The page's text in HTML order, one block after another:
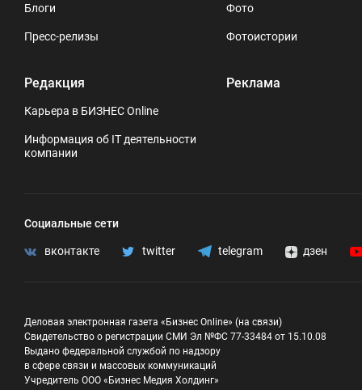
Блоги
Пресс-релизы
Редакция
Карьера в БИЗНЕС Online
Информация об IT деятельности
компании
Фото
Фотоистории
Реклама
Социальные сети
вконтакте twitter telegram дзен
Деловая электронная газета «Бизнес Online» (на связи)
Свидетельство о регистрации СМИ Эл №ФС 77-33484 от 15.10.08
Выдано федеральной службой по надзору
в сфере связи и массовых коммуникаций
Учредитель ООО «Бизнес Медия Холдинг»